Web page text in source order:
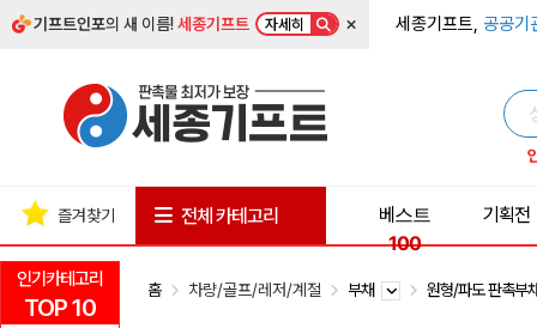
기프트인포의 새 이름!세종기프트 자세히 × 세종기프트, 공공기
인기카테고리
TOP 10
즐겨찾기 전체 카테고리
베스트
100
기획전
홈 차량/골프/레저/계절 부채 원형/파도 판촉부